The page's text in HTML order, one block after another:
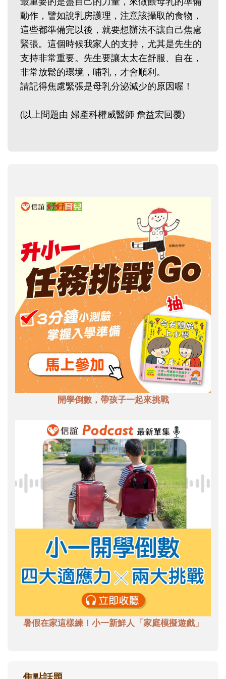
動作，譬如說乳房護理，注意該攝取的食物，
這些都準備完以後，就要想辦法不讓自己焦慮
緊張。這個時候我家人的支持，尤其是先生的
支持非常重要。先生要讓太太在舒服、自在，
非常放鬆的環境，哺乳，才會順利。
請記得焦慮緊張是母乳分泌減少的原因喔！
(以上問題由 婦產科權威醫師 詹益宏回覆)
開學倒數，帶孩子一起來挑戰
暑假在家這樣練！小一新鮮人「家庭模擬遊戲」